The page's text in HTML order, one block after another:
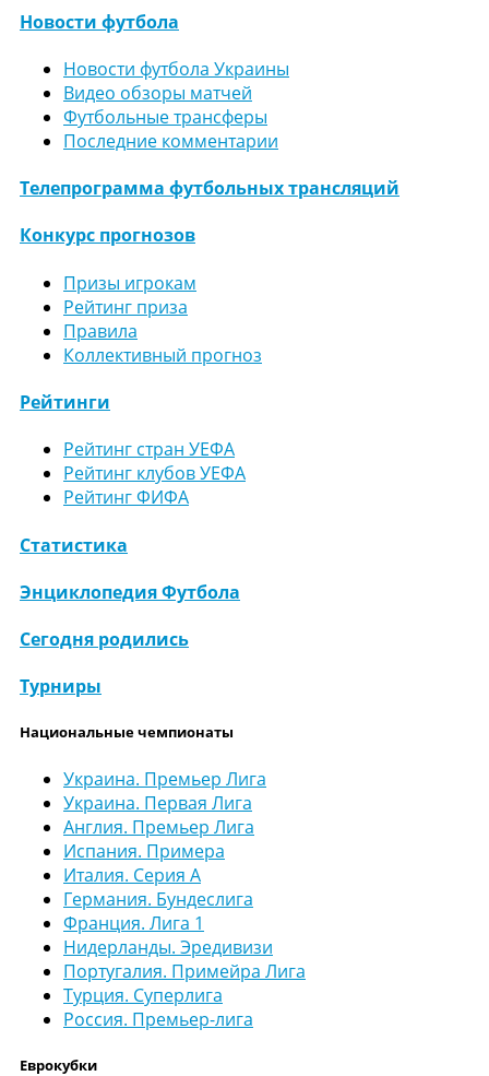
Новости футбола
Новости футбола Украины
Видео обзоры матчей
Футбольные трансферы
Последние комментарии
Телепрограмма футбольных трансляций
Конкурс прогнозов
Призы игрокам
Рейтинг приза
Правила
Коллективный прогноз
Рейтинги
Рейтинг стран УЕФА
Рейтинг клубов УЕФА
Рейтинг ФИФА
Статистика
Энциклопедия Футбола
Сегодня родились
Турниры
Национальные чемпионаты
Украина. Премьер Лига
Украина. Первая Лига
Англия. Премьер Лига
Испания. Примера
Италия. Серия А
Германия. Бундеслига
Франция. Лига 1
Нидерланды. Эредивизи
Португалия. Примейра Лига
Турция. Суперлига
Россия. Премьер-лига
Еврокубки